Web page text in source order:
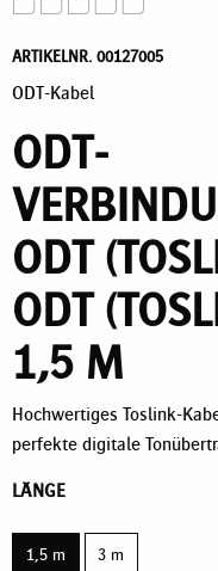
ARTIKELNR. 00127005
ODT-Kabel
ODT-
ODT
ODT
1,5 M
Hochwertiges Toslink-
perfekte digitale
LÄNGE
1,5 m 3 m